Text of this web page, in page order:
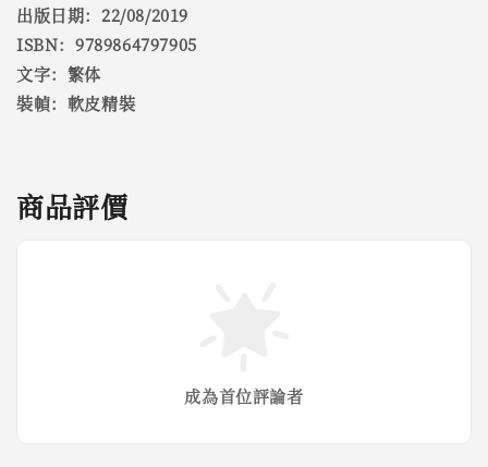
出版日期：22/08/2019
ISBN：9789864797905
文字：繁体
裝幀：軟皮精裝
商品評價
成為首位評論者